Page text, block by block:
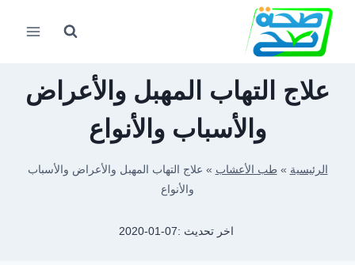
التجاوز
المحتوى
علاج التهاب المهبل والأعراض
والأسباب والأنواع
الرئيسية »طب الأعشاب » علاج التهاب المهبل والأعراض والأسباب
والأنواع
اخر تحديث :2020-01-07